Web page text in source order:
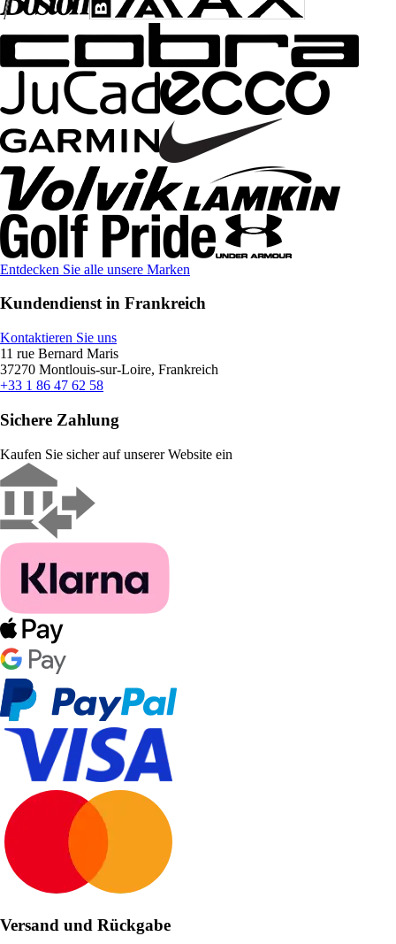
Entdecken Sie alle unsere Marken
Kundendienst in Frankreich
Kontaktieren Sie uns
11 rue Bernard Maris
37270 Montlouis-sur-Loire, Frankreich
+33 1 86 47 62 58
Sichere Zahlung
Kaufen Sie sicher auf unserer Website ein
Versand und Rückgabe